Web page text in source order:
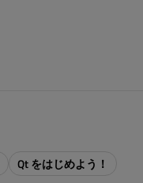
Qt をはじめよう！